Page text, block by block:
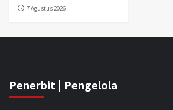
7 Agustus 2026
Penerbit | Pengelola